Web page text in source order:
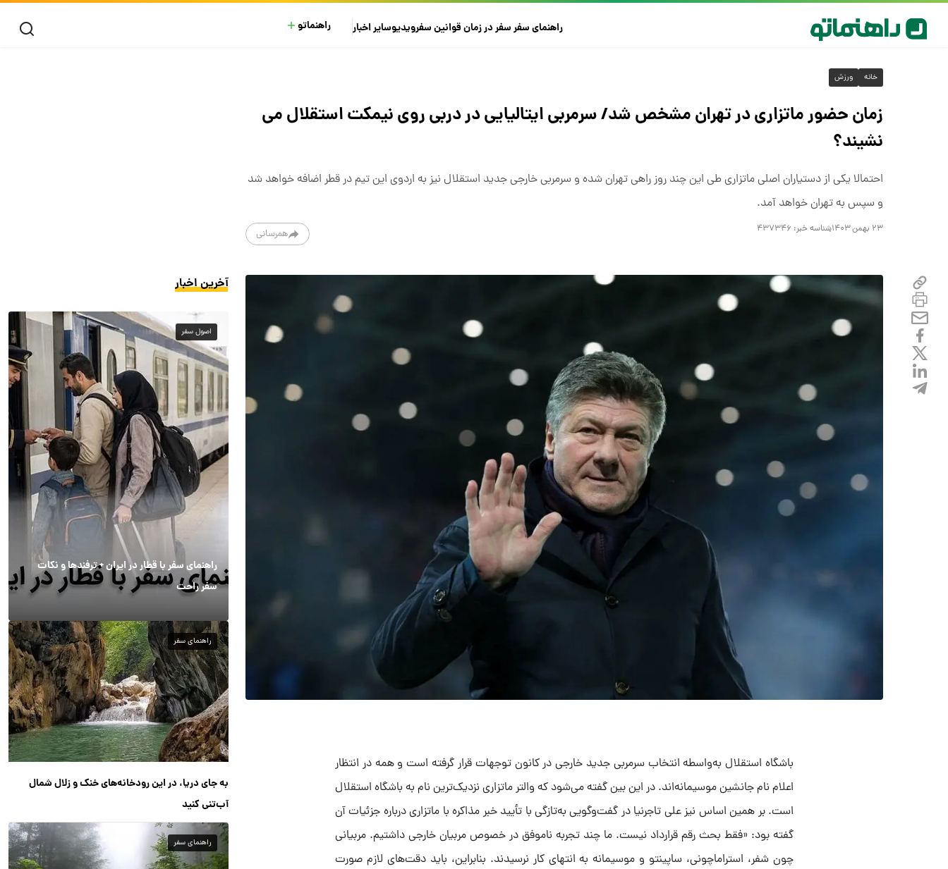
راهنمای سفرسفر در زمانقوانین سفرویدیوسایراخبار راهنماتو
خانه ورزش
زمان حضور ماتزاری در تهران مشخص شد/ سرمربی ایتالیایی در دربی روی نیمکت استقلال می
نشیند؟
احتمالا یکی از دستیاران اصلی ماتزاری طی این چند روز راهی تهران شده و سرمربی خارجی جدید استقلال نیز به اردوی این تیم در قطر اضافه خواهد شد
و سپس به تهران خواهد آمد.
۲۳ بهمن ۱۴۰۳ شناسه خبر: ۴۳۷۳۴۶ همرسانی
باشگاه استقلال به‌واسطه انتخاب سرمربی جدید خارجی در کانون توجهات قرار گرفته است و همه در انتظار
اعلام نام جانشین موسیمانه‌اند. در این بین گفته می‌شود که والتر ماتزاری نزدیک‌ترین نام به باشگاه استقلال
است. بر همین اساس نیز علی تاجرنیا در گفت‌وگویی به‌تازگی با تأیید خبر مذاکره با ماتزاری درباره جزئیات آن
گفته بود: «فقط بحث رقم قرارداد نیست. ما چند تجربه ناموفق در خصوص مربیان خارجی داشتیم. مربیانی
چون شفر، استراماچونی، ساپینتو و موسیمانه به انتهای کار نرسیدند. بنابراین، باید دقت‌های لازم صورت
آخرین اخبار
اصول سفر
راهنمای سفر با قطار در ایران + ترفندها و نکات
سفر راحت
راهنمای سفر
به جای دریا، در این رودخانه‌های خنک و زلال شمال
آب‌تنی کنید
راهنمای سفر